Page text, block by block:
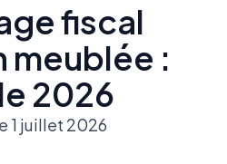
fiscal
meublée :
2026
1 juillet 2026